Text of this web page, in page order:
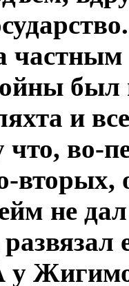
был
и
во-
не